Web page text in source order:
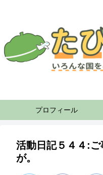
プロフィール
活動日記５４４:
が。